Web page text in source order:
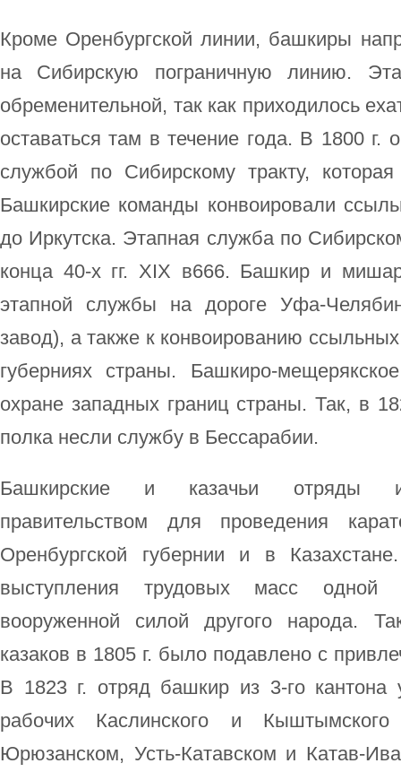
Кроме Оренбургской линии, башкиры
на Сибирскую пограничную линию.
обременительной, так как приходилось
оставаться там в течение года. В 1800 г.
службой по Сибирскому тракту,
Башкирские команды конвоировали
до Иркутска. Этапная служба по
конца 40-х гг. XIX в666. Башкир и
этапной службы на дороге Уфа-
завод), а также к конвоированию
губерниях страны. Башкиро-
охране западных границ страны. Так, в
полка несли службу в Бессарабии.
Башкирские и казачьи отряды
правительством для проведения
Оренбургской губернии и в
выступления трудовых масс одной
вооруженной силой другого народа.
казаков в 1805 г. было подавлено с
В 1823 г. отряд башкир из 3-го кантона
рабочих Каслинского и
Юрюзанском, Усть-Катавском и Катав-